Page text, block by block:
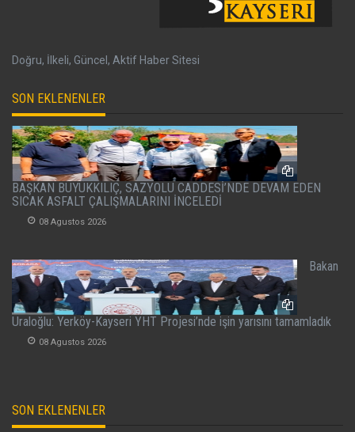
Doğru, İlkeli, Güncel, Aktif Haber Sitesi
SON EKLENENLER
BAŞKAN BÜYÜKKILIÇ, SAZYOLU CADDESİ’NDE DEVAM EDEN
SICAK ASFALT ÇALIŞMALARINI İNCELEDİ
08 Agustos 2026
Bakan
Uraloğlu: Yerköy-Kayseri YHT Projesi’nde işin yarısını tamamladık
08 Agustos 2026
SON EKLENENLER